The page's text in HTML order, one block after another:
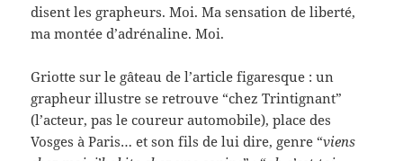
disent les grapheurs. Moi. Ma sensation de liberté,
ma montée d’adrénaline. Moi.
Griotte sur le gâteau de l’article figaresque : un
grapheur illustre se retrouve “chez Trintignant”
(l’acteur, pas le coureur automobile), place des
Vosges à Paris… et son fils de lui dire, genre “viens